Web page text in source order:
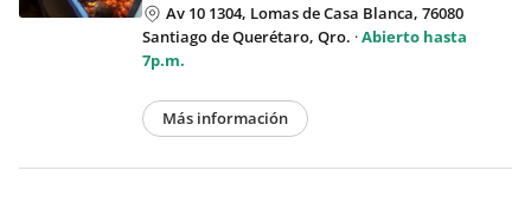
Av 10 1304, Lomas de Casa Blanca, 76080
Santiago de Querétaro, Qro. ·Abierto hasta
7p.m.
Más información